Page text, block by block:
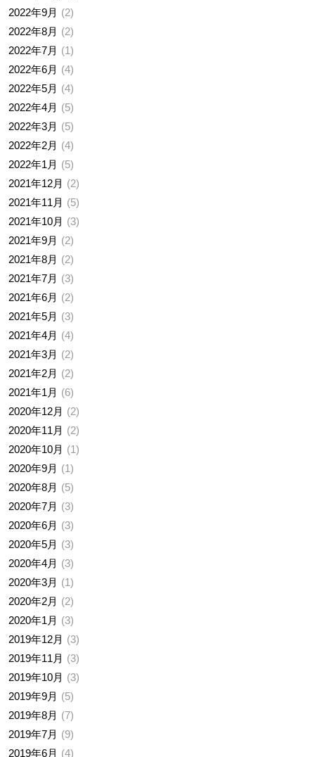
2022年9月
2
2022年8月
2
2022年7月
1
2022年6月
4
2022年5月
4
2022年4月
5
2022年3月
5
2022年2月
4
2022年1月
5
2021年12月
2
2021年11月
5
2021年10月
3
2021年9月
2
2021年8月
2
2021年7月
3
2021年6月
2
2021年5月
3
2021年4月
4
2021年3月
2
2021年2月
2
2021年1月
6
2020年12月
2
2020年11月
2
2020年10月
1
2020年9月
1
2020年8月
5
2020年7月
3
2020年6月
3
2020年5月
3
2020年4月
3
2020年3月
1
2020年2月
2
2020年1月
3
2019年12月
3
2019年11月
3
2019年10月
3
2019年9月
5
2019年8月
7
2019年7月
9
2019年6月
4